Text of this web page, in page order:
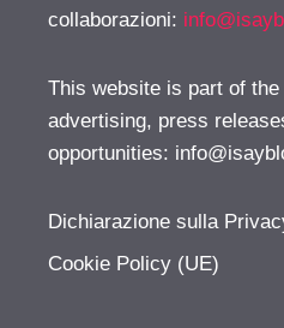
collaborazioni:
This website is part of
advertising, press
opportunities:
Dichiarazione sulla
Cookie Policy (UE)